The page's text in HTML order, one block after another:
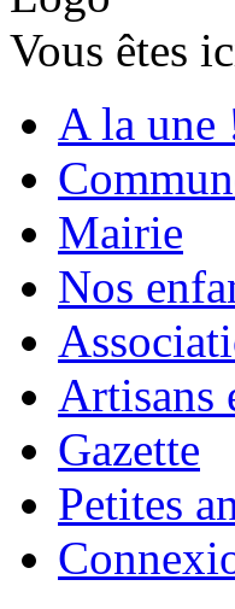
Vous êtes
A la une
Mairie
Nos
Artisans
Gazette
Petites